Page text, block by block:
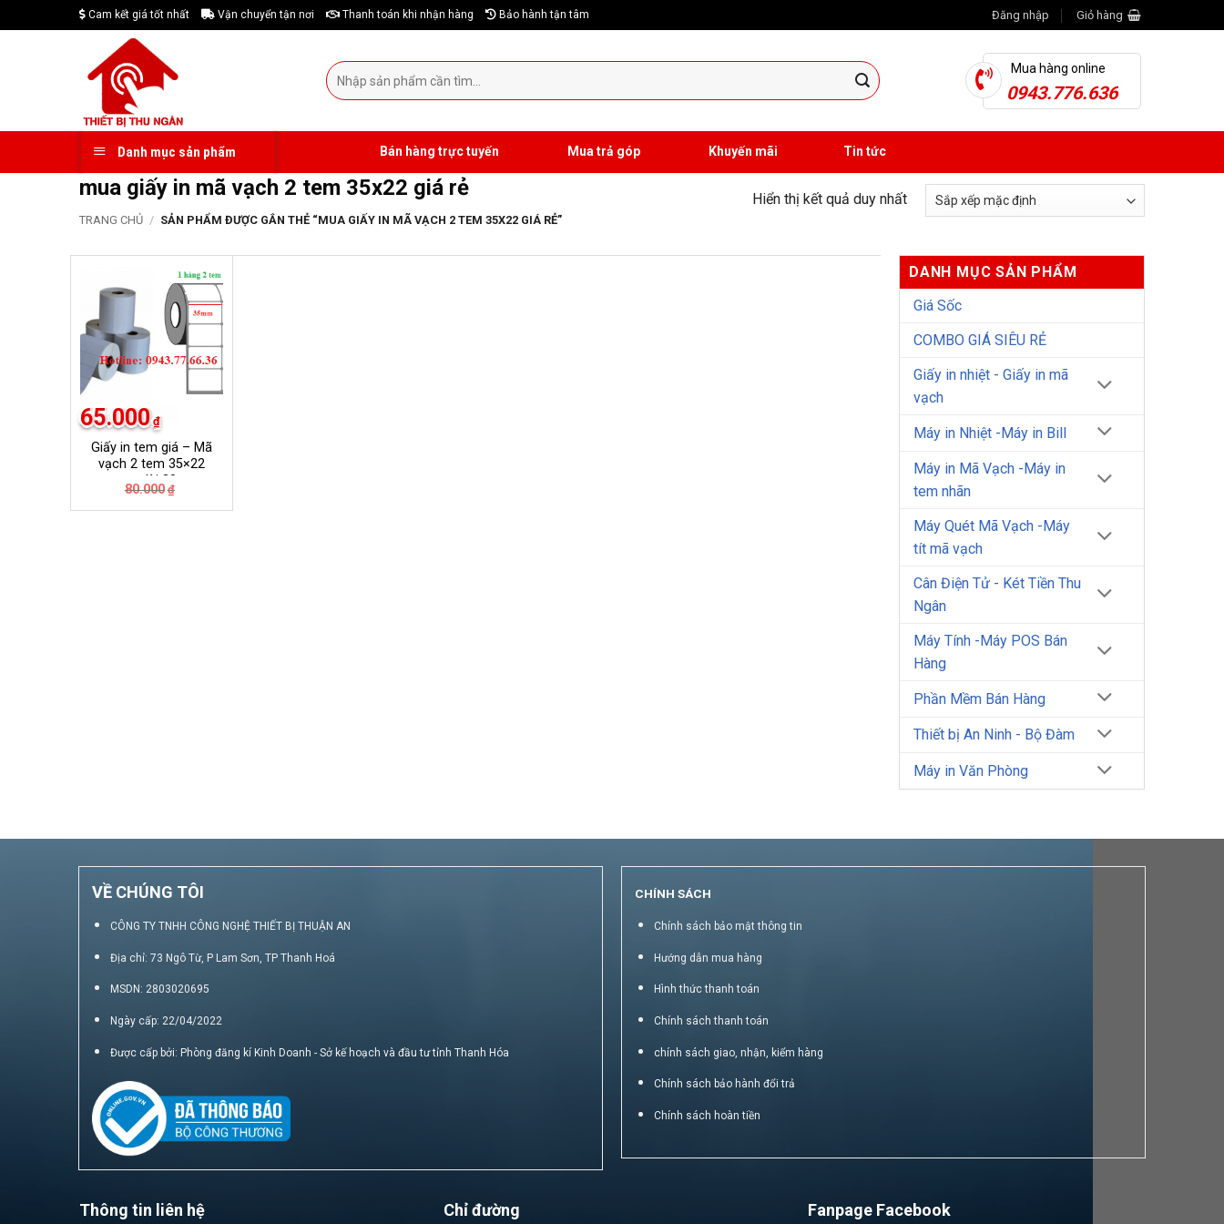
to
Cam kết giá tốt nhất Vận chuyển tận nơi Thanh toán khi nhận hàng Bảo hành tận tâm Đăng nhập Giỏ hàng
Tìm
kiếm:
Mua hàng online
0943.776.636
Danh mục sản phẩm Bán hàng trực tuyến Mua trả góp Khuyến mãi Tin tức
mua giấy in mã vạch 2 tem 35x22 giá rẻ
TRANG CHỦ / SẢN PHẨM ĐƯỢC GẮN THẺ “MUA GIẤY IN MÃ VẠCH 2 TEM 35X22 GIÁ RẺ”
Hiển thị kết quả duy nhất
-19%
Giấy in tem giá – Mã
vạch 2 tem 35×22
mm dài 30m
80.000 ₫
là:
65.000 ₫
tại
DANH MỤC SẢN PHẨM
Giá Sốc
COMBO GIÁ SIÊU RẺ
Giấy in nhiệt - Giấy in mã
vạch
Máy in Nhiệt -Máy in Bill
Máy in Mã Vạch -Máy in
tem nhãn
Máy Quét Mã Vạch -Máy
tít mã vạch
Cân Điện Tử - Két Tiền Thu
Ngân
Máy Tính -Máy POS Bán
Hàng
Phần Mềm Bán Hàng
Thiết bị An Ninh - Bộ Đàm
Máy in Văn Phòng
VỀ CHÚNG TÔI
CÔNG TY TNHH CÔNG NGHỆ THIẾT BỊ THUẬN AN
Địa chỉ: 73 Ngô Từ, P Lam Sơn, TP Thanh Hoá
MSDN: 2803020695
Ngày cấp: 22/04/2022
Được cấp bởi: Phòng đăng kí Kinh Doanh - Sở kế hoạch và đầu tư tỉnh Thanh Hóa
CHÍNH SÁCH
Chính sách bảo mật thông tin
Hướng dẫn mua hàng
Hình thức thanh toán
Chính sách thanh toán
chính sách giao, nhận, kiểm hàng
Chính sách bảo hành đổi trả
Chính sách hoàn tiền
Thông tin liên hệ Chỉ đường Fanpage Facebook